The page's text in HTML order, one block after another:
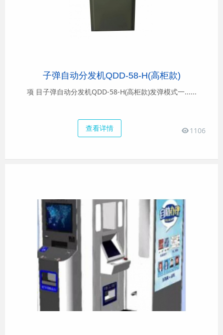
子弹自动分发机QDD-58-H(高柜款)
项 目子弹自动分发机QDD-58-H(高柜款)发弹模式一......
1106
查看详情